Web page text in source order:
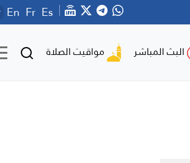
En Fr Es
البث المباشر مواقيت الصلاة